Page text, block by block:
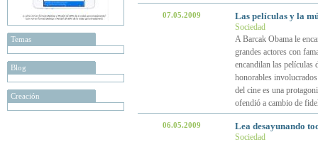
Temas
Blog
Creación
07.05.2009 Las películas y la
Sociedad
A Barcak Obama le
grandes actores con
encandilan las películas
honorables
del cine es una
ofendió a cambio de
06.05.2009 Lea desayunando
Sociedad